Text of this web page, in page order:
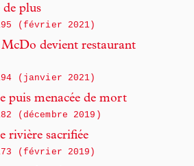
de plus
(février 2021)
devient restaurant
(janvier 2021)
puis menacée de mort
(décembre 2019)
rivière sacrifiée
(février 2019)